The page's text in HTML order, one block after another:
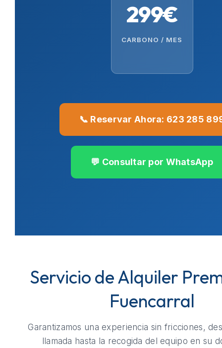
299€
CARBONO / MES
📞 Reservar Ahora: 623 285
💬 Consultar por WhatsApp
Servicio de Alquiler
Fuencarral
Garantizamos una experiencia sin fricciones,
llamada hasta la recogida del equipo en su